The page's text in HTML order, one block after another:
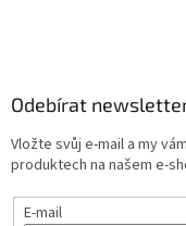
Odebírat
Vložte svůj e-mail a my
produktech na našem e-
E-mail